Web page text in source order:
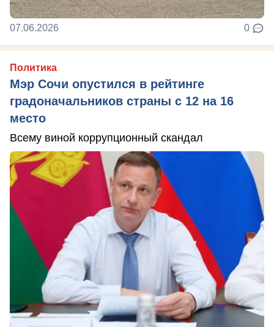
07.06.2026 0
Политика
Мэр Сочи опустился в рейтинге
градоначальников страны с 12 на 16
место
Всему виной коррупционный скандал